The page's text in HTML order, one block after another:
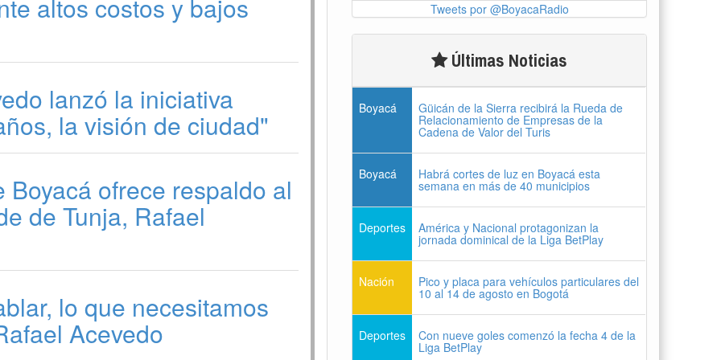
altos costos y bajos
lanzó la iniciativa
la visión de ciudad"
Boyacá ofrece respaldo al
de Tunja, Rafael
lo que necesitamos
Acevedo
Tweets por @BoyacaRadio
Últimas Noticias
Boyacá Güicán de la Sierra recibirá la Rueda de
Relacionamiento de Empresas de la
Cadena de Valor del Turis
Boyacá Habrá cortes de luz en Boyacá esta
semana en más de 40 municipios
Deportes América y Nacional protagonizan la
jornada dominical de la Liga BetPlay
Nación Pico y placa para vehículos particulares del
10 al 14 de agosto en Bogotá
Deportes Con nueve goles comenzó la fecha 4 de la
Liga BetPlay